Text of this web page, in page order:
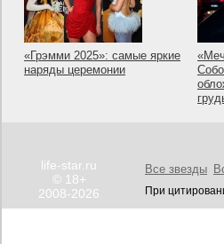
«Грэмми 2025»: самые яркие
наряды церемонии
life-star.ru
© 18+
2008-2026
Все звезды
При